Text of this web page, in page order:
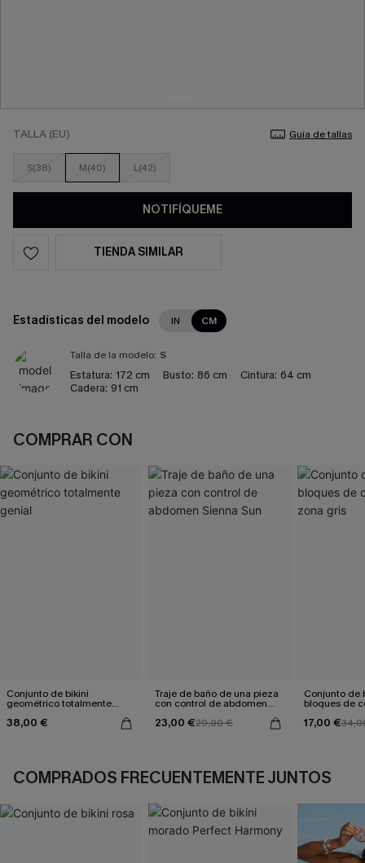
TALLA (EU) Guía de tallas
S(38) M(40) L(42)
NOTIFÍQUEME
TIENDA SIMILAR
Estadísticas del modelo IN CM
Talla de la modelo: S
Estatura: 172 cm Busto: 86 cm Cintura: 64 cm
Cadera: 91 cm
COMPRAR CON
Conjunto de bikini
geométrico totalmente
genial
38,00 €
Traje de baño de una pieza
con control de abdomen
23,00 €29,00 €
Conjunto de
bloques de
17,00 €
COMPRADOS FRECUENTEMENTE JUNTOS